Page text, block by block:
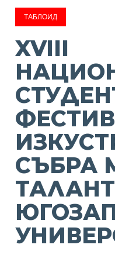
ТАБЛОИД
XVIII
СЪБРА